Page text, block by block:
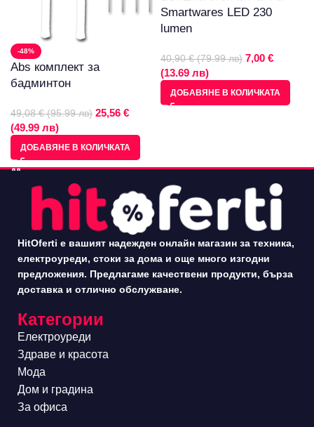
-48%
Abs комплект за
бадминтон
49,08 € (95.99 лв) 25,56 €
(49.99 лв)
ДОБАВЯНЕ В КОЛИЧКАТА
Smartwares LED 230
lumen
40,90 € (79.99 лв) 7,00 €
(13.69 лв)
ДОБАВЯНЕ В КОЛИЧКАТА
HitOferti е вашият надежден онлайн магазин за техника,
електроуреди, стоки за дома и още много изгодни
предложения. Предлагаме качествени продукти, бърза
доставка и отлично обслужване.
Категории
Електроуреди
Здраве и красота
Мода
Дом и градина
За офиса